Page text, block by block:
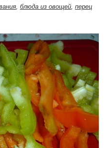
, блюда из овощей, перец